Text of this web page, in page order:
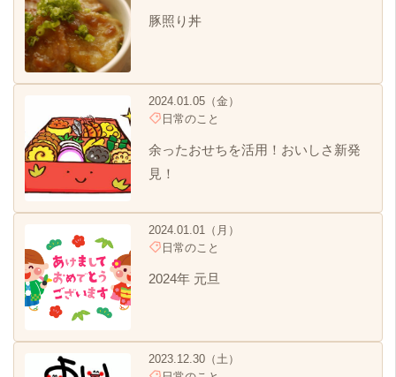
豚照り丼
2024.01.05（金）
日常のこと
余ったおせちを活用！おいしさ新発
見！
2024.01.01（月）
日常のこと
2024年 元旦
2023.12.30（土）